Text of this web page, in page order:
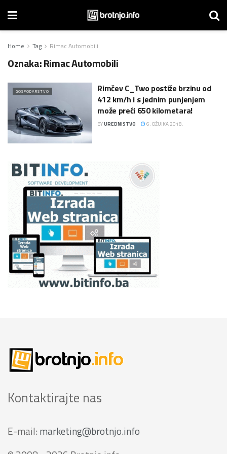
Home Tag Rimac Automobili
Oznaka:Rimac Automobili
GOSPODARSTVO
Rimčev C_Two postiže brzinu od
412 km/h i s jednim punjenjem
može preći 650 kilometara!
BYUREDNISTVO 6. OŽUJKA 2018.
Kontaktirajte nas
E-mail: marketing@brotnjo.info